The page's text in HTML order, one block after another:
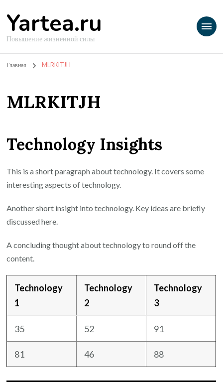
Yartea.ru
Повышение жизненной силы
Главная MLRKITJH
MLRKITJH
Technology Insights
This is a short paragraph about technology. It covers some
interesting aspects of technology.
Another short insight into technology. Key ideas are briefly
discussed here.
A concluding thought about technology to round off the
content.
Technology
1
Technology
2
Technology
3
35 52 91
81 46 88